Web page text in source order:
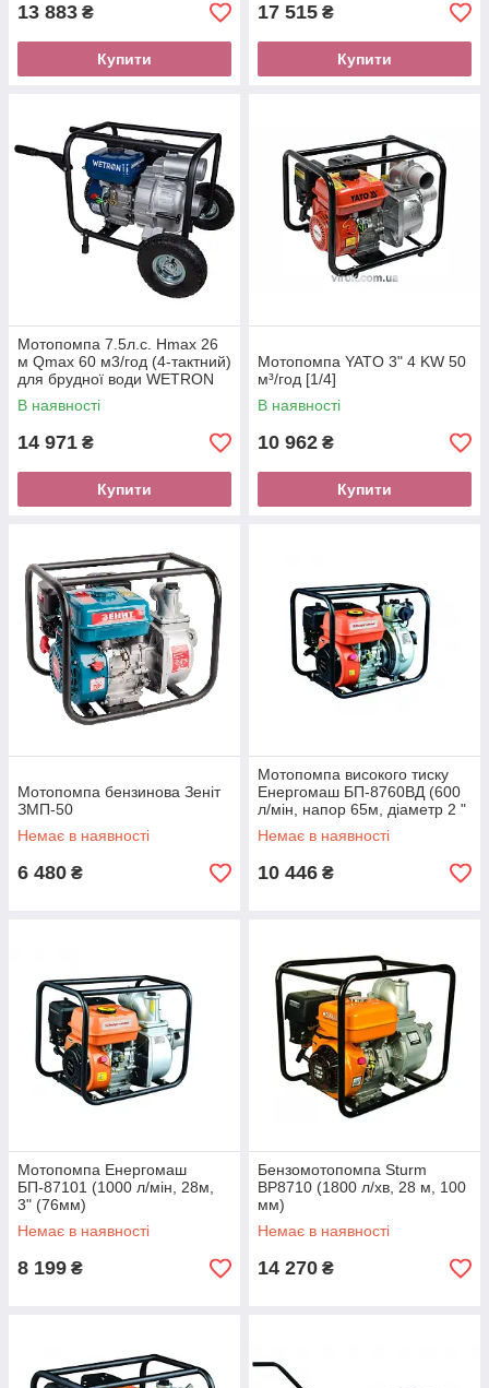
13 883 ₴
Купити
17 515 ₴
Купити
Мотопомпа 7.5л.с. Hmax 26
м Qmax 60 м3/год (4-тактний)
для брудної води WETRON
(772557)
В наявності
14 971 ₴
Купити
Мотопомпа YATO 3" 4 KW 50
м³/год [1/4]
В наявності
10 962 ₴
Купити
Мотопомпа бензинова Зеніт
ЗМП-50
Немає в наявності
6 480 ₴
Мотопомпа високого тиску
Енергомаш БП-8760ВД (600
л/мін, напор 65м, діаметр 2 "
(50 мм)
Немає в наявності
10 446 ₴
Мотопомпа Енергомаш
БП-87101 (1000 л/мін, 28м,
3" (76мм)
Немає в наявності
8 199 ₴
Бензомотопомпа Sturm
BP8710 (1800 л/хв, 28 м, 100
мм)
Немає в наявності
14 270 ₴